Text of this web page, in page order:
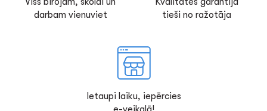
darbam vienuviet
tieši no ražotāja
Ietaupi laiku, iepērcies